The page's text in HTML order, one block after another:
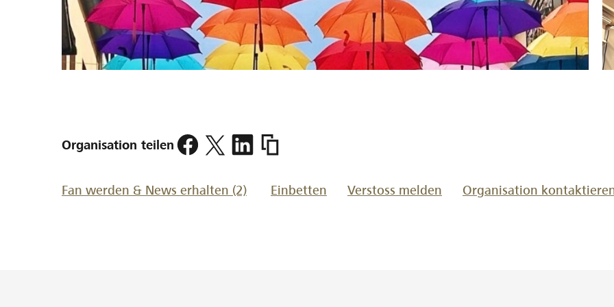
Organisation teilen
https://www.lokalhelden.ch/postgasse-
verein
Fan werden & News erhalten (2) Einbetten Verstoss melden Organisation